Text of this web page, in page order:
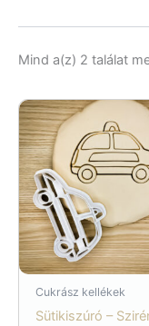
Mind a(z) 2 találat
Cukrász kellékek
Sütikiszúró –